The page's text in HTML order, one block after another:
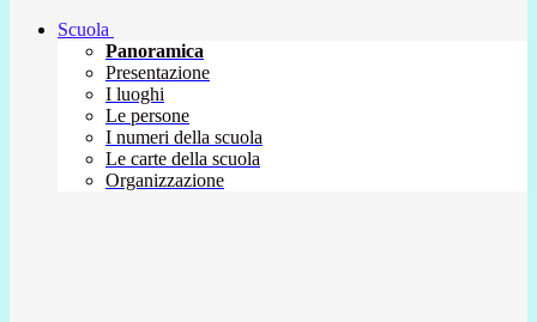
Scuola
Panoramica
Presentazione
I luoghi
Le persone
I numeri della scuola
Le carte della scuola
Organizzazione